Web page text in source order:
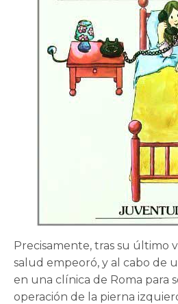
Precisamente, tras su último
salud empeoró, y al cabo de
en una clínica de Roma para
operación de la pierna